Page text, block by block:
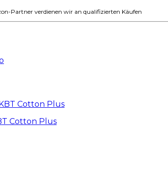
Partner verdienen wir an qualifizierten Käufen
Cotton Plus